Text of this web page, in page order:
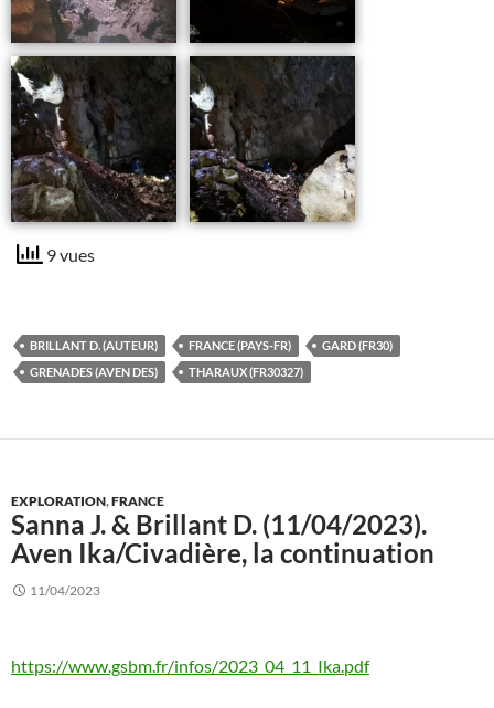
9 vues
BRILLANT D. (AUTEUR) FRANCE (PAYS-FR)
GARD (FR30)
GRENADES (AVEN DES)
THARAUX (FR30327)
EXPLORATION,FRANCE
Sanna J. & Brillant D. (11/04/2023).
Aven Ika/Civadière, la continuation
11/04/2023
https://www.gsbm.fr/infos/2023_04_11_Ika.pdf